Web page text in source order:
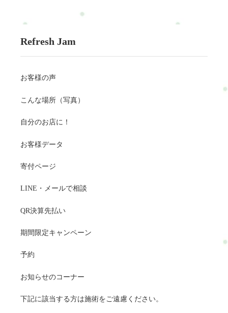
Refresh Jam
お客様の声
こんな場所（写真）
自分のお店に！
お客様データ
寄付ページ
LINE・メールで相談
QR決算先払い
期間限定キャンペーン
予約
お知らせのコーナー
下記に該当する方は施術をご遠慮ください。